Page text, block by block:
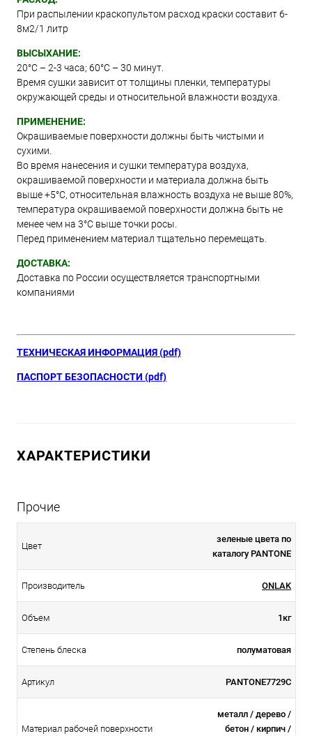
При распылении краскопультом расход краски составит 6-
8м2/1 литр
ВЫСЫХАНИЕ:
20°С – 2-3 часа; 60°С – 30 минут.
Время сушки зависит от толщины пленки, температуры
окружающей среды и относительной влажности воздуха.
ПРИМЕНЕНИЕ:
Окрашиваемые поверхности должны быть чистыми и
сухими.
Во время нанесения и сушки температура воздуха,
окрашиваемой поверхности и материала должна быть
выше +5°C, относительная влажность воздуха не выше 80%,
температура окрашиваемой поверхности должна быть не
менее чем на 3°C выше точки росы.
Перед применением материал тщательно перемещать.
ДОСТАВКА:
Доставка по России осуществляется транспортными
компаниями
ТЕХНИЧЕСКАЯ ИНФОРМАЦИЯ (pdf)
ПАСПОРТ БЕЗОПАСНОСТИ (pdf)
ХАРАКТЕРИСТИКИ
Прочие
Цвет
зеленые цвета по
каталогу PANTONE
Производитель ONLAK
Объем 1кг
Степень блеска полуматовая
Артикул PANTONE7729C
Материал рабочей поверхности
металл / дерево /
бетон / кирпич /